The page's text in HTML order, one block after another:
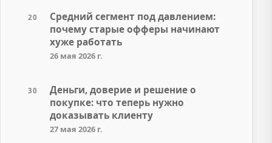
20
Средний сегмент под давлением:
почему старые офферы начинают
хуже работать
26 мая 2026 г.
30
Деньги, доверие и решение о
покупке: что теперь нужно
доказывать клиенту
27 мая 2026 г.